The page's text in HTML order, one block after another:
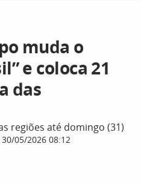
muda o
e coloca 21
das
regiões até domingo (31)
05/2026 08:12